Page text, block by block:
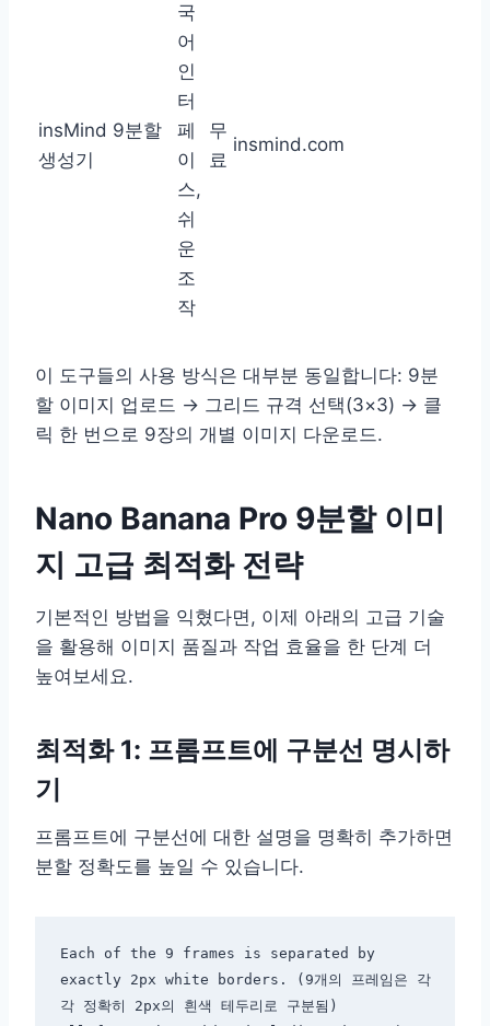
insMind 9분할
생성기
국
어
인
터
페
이
스,
쉬
운
조
작
무
료
insmind.com
이 도구들의 사용 방식은 대부분 동일합니다: 9분
할 이미지 업로드 → 그리드 규격 선택(3×3) → 클
릭 한 번으로 9장의 개별 이미지 다운로드.
Nano Banana Pro 9분할 이미
지 고급 최적화 전략
기본적인 방법을 익혔다면, 이제 아래의 고급 기술
을 활용해 이미지 품질과 작업 효율을 한 단계 더
높여보세요.
최적화 1: 프롬프트에 구분선 명시하
기
프롬프트에 구분선에 대한 설명을 명확히 추가하면
분할 정확도를 높일 수 있습니다.
Each of the 9 frames is separated by
exactly 2px white borders. (9개의 프레임은 각
각 정확히 2px의 흰색 테두리로 구분됨)